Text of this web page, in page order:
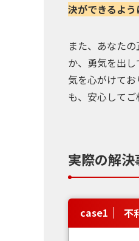
決ができるよう
また、あなた
か、勇気を出
気を心がけて
も、安心してご
実際の解決
case1 不